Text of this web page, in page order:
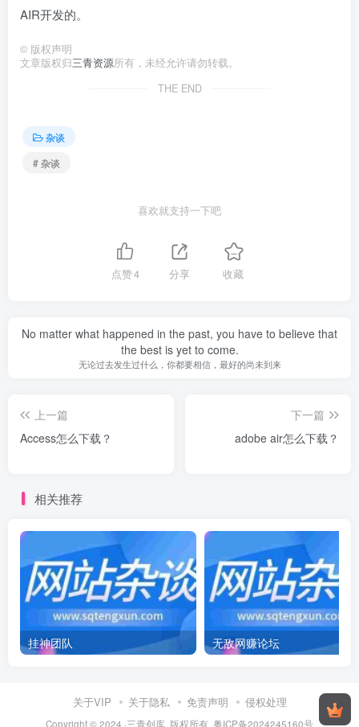
AIR开发的。
© 版权声明
文章版权归三青资源所有，未经允许请勿转载。
THE END
杂谈
# 杂谈
喜欢就支持一下吧
点赞4 分享 收藏
No matter what happened in the past, you have to believe that
the best is yet to come.
无论过去发生过什么，你都要相信，最好的尚未到来
上一篇
Access怎么下载？
下一篇
adobe air怎么下载？
相关推荐
挂神团队 无敌网赚论坛
关于VIP 关于隐私 免责声明 侵权处理
Copyright © 2024 ·三青创库 版权所有 粤ICP备2024245160号